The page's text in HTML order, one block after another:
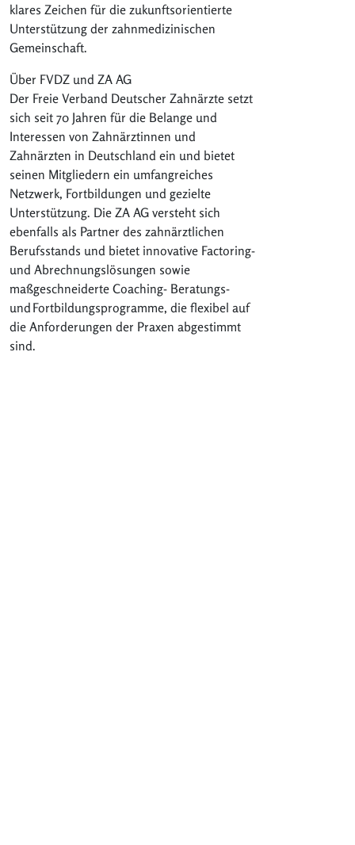
klares Zeichen für die zukunftsorientierte
Unterstützung der zahnmedizinischen
Gemeinschaft.
Über FVDZ und ZA AG
Der Freie Verband Deutscher Zahnärzte setzt
sich seit 70 Jahren für die Belange und
Interessen von Zahnärztinnen und
Zahnärzten in Deutschland ein und bietet
seinen Mitgliedern ein umfangreiches
Netzwerk, Fortbildungen und gezielte
Unterstützung. Die ZA AG versteht sich
ebenfalls als Partner des zahnärztlichen
Berufsstands und bietet innovative Factoring-
und Abrechnungslösungen sowie
maßgeschneiderte Coaching- Beratungs-
und Fortbildungsprogramme, die flexibel auf
die Anforderungen der Praxen abgestimmt
sind.